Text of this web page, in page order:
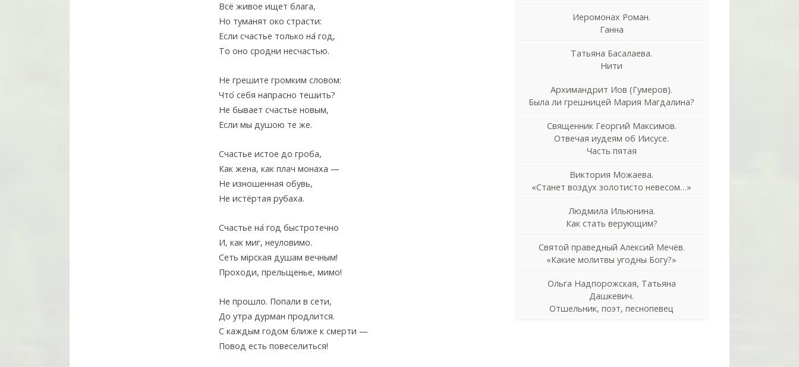
Всё живое ищет блага,
Но туманят око страсти:
Если счастье только на год,
То оно сродни несчастью.
Не грешите громким словом:
Что себя напрасно тешить?
Не бывает счастье новым,
Если мы душою те же.
Счастье истое до гроба,
Как жена, как плач монаха —
Не изношенная обувь,
Не истёртая рубаха.
Счастье на год быстротечно
И, как миг, неуловимо.
Сеть мiрская душам вечным!
Проходи, прельщенье, мимо!
Не прошло. Попали в сети,
До утра дурман продлится.
С каждым годом ближе к смерти —
Повод есть повеселиться!
Иеромонах Роман.
Ганна
Татьяна Басалаева.
Нити
Архимандрит Иов (Гумеров).
Была ли грешницей Мария Магдалина?
Священник Георгий Максимов.
Отвечая иудеям об Иисусе.
Часть пятая
Виктория Можаева.
«Станет воздух золотисто невесом…»
Людмила Ильюнина.
Как стать верующим?
Святой праведный Алексий Мечёв.
«Какие молитвы угодны Богу?»
Ольга Надпорожская, Татьяна
Дашкевич.
Отшельник, поэт, песнопевец